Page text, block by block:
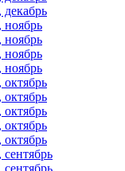
ноябрь
ноябрь
ноябрь
ноябрь